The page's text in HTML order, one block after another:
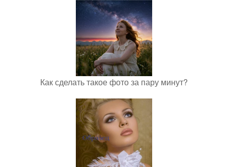
Как сделать такое фото за пару минут?